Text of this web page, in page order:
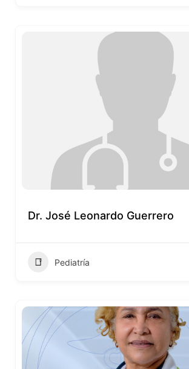
Dr. José Leonardo Guerrero
Pediatría